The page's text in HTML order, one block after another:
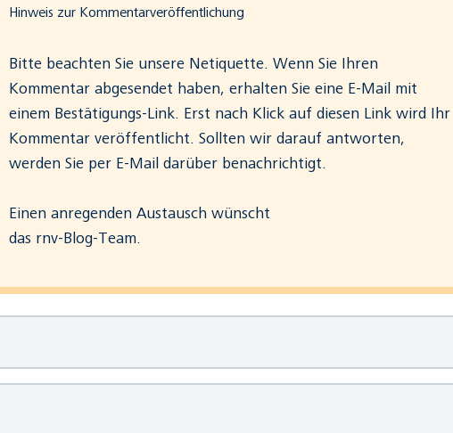
Hinweis zur Kommentarveröffentlichung
Bitte beachten Sie unsere Netiquette. Wenn Sie Ihren
Kommentar abgesendet haben, erhalten Sie eine E-Mail mit
einem Bestätigungs-Link. Erst nach Klick auf diesen Link wird Ihr
Kommentar veröffentlicht. Sollten wir darauf antworten,
werden Sie per E-Mail darüber benachrichtigt.
Einen anregenden Austausch wünscht
das rnv-Blog-Team.